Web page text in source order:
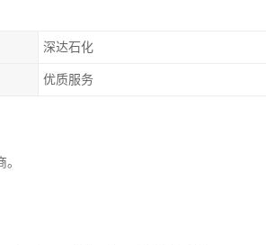
深达石化
优质服务